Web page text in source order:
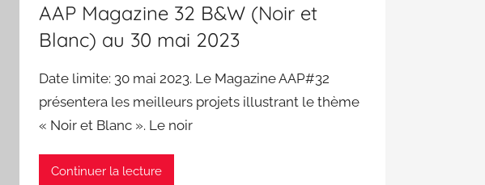
AAP Magazine 32 B&W (Noir et
Blanc) au 30 mai 2023
Date limite: 30 mai 2023. Le Magazine AAP#32
présentera les meilleurs projets illustrant le thème
« Noir et Blanc ». Le noir
Continuer la lecture